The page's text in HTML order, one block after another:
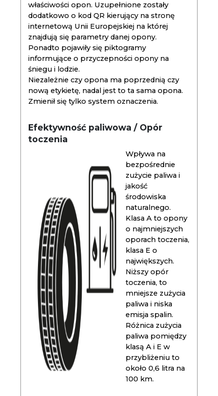
właściwości opon. Uzupełnione zostały
dodatkowo o kod QR kierujący na stronę
internetową Unii Europejskiej na której
znajdują się parametry danej opony.
Ponadto pojawiły się piktogramy
informujące o przyczepności opony na
śniegu i lodzie.
Niezależnie czy opona ma poprzednią czy
nową etykietę, nadal jest to ta sama opona.
Zmienił się tylko system oznaczenia.
Efektywność paliwowa / Opór
toczenia
Wpływa na
bezpośrednie
zużycie paliwa i
jakość
środowiska
naturalnego.
Klasa A to opony
o najmniejszych
oporach toczenia,
klasa E o
największych.
Niższy opór
toczenia, to
mniejsze zużycia
paliwa i niska
emisja spalin.
Różnica zużycia
paliwa pomiędzy
klasą A i E w
przybliżeniu to
około 0,6 litra na
100 km.